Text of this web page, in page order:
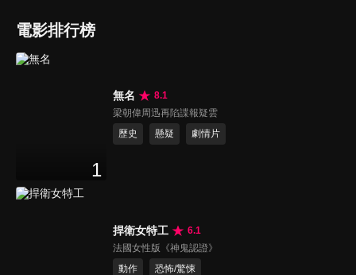
電影排行榜
1
無名
8.1
梁朝偉周迅再陷諜報疑雲
歷史
懸疑 劇情片
捍衛女特工
6.1
法國女性版《神鬼認證》
動作
恐怖/驚悚